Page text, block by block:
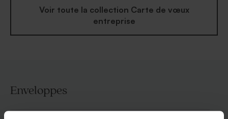
Voir toute la collection Carte de vœux
entreprise
Enveloppes